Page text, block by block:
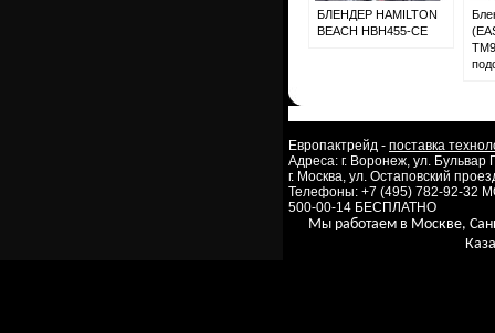
БЛЕНДЕР HAMILTON
BEACH HBH455-CE
Европактрейд - поставка
Адреса: г. Воронеж, ул.
г. Москва, ул. Остаповский
Телефоны: +7 (495) 782-92-32
500-00-14 БЕСПЛАТНО
Мы работаем в Москве,